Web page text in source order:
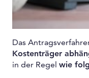
Das
Kostenträger
in der Regel wie